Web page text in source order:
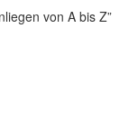
von A bis Z”